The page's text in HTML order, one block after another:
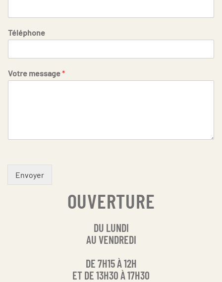
Téléphone
Votre message*
Envoyer
OUVERTURE
DU LUNDI
AU VENDREDI
DE 7H15 À 12H
ET DE 13H30 À 17H30